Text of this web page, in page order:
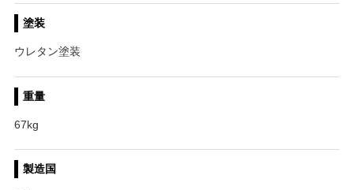
塗装
ウレタン塗装
重量
67kg
製造国